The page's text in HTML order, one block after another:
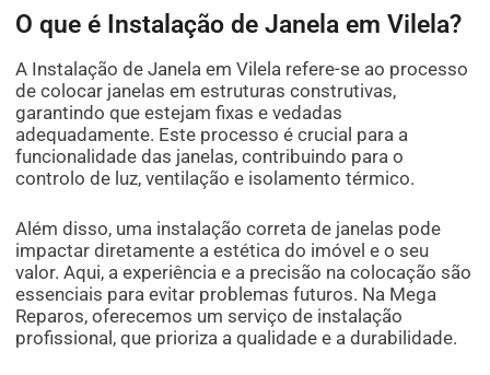
O que é Instalação de Janela em Vilela?
A Instalação de Janela em Vilela refere-se ao processo
de colocar janelas em estruturas construtivas,
garantindo que estejam fixas e vedadas
adequadamente. Este processo é crucial para a
funcionalidade das janelas, contribuindo para o
controlo de luz, ventilação e isolamento térmico.
Além disso, uma instalação correta de janelas pode
impactar diretamente a estética do imóvel e o seu
valor. Aqui, a experiência e a precisão na colocação são
essenciais para evitar problemas futuros. Na Mega
Reparos, oferecemos um serviço de instalação
profissional, que prioriza a qualidade e a durabilidade.